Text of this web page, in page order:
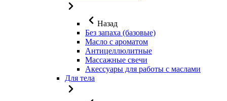
Назад
Без запаха (базовые)
Масло с ароматом
Антицеллюлитные
Массажные свечи
Акессуары для работы с маслами
Для тела